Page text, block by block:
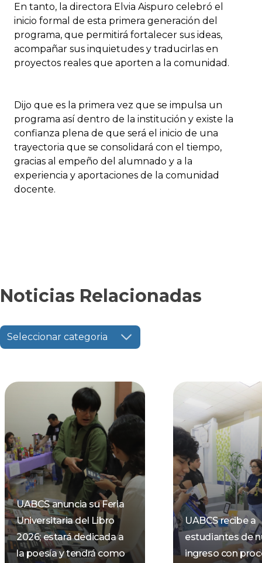
En tanto, la directora Elvia Aispuro celebró el
inicio formal de esta primera generación del
programa, que permitirá fortalecer sus ideas,
acompañar sus inquietudes y traducirlas en
proyectos reales que aporten a la comunidad.
Dijo que es la primera vez que se impulsa un
programa así dentro de la institución y existe la
confianza plena de que será el inicio de una
trayectoria que se consolidará con el tiempo,
gracias al empeño del alumnado y a la
experiencia y aportaciones de la comunidad
docente.
Noticias Relacionadas
Seleccionar categoria
UABCS anuncia su Feria
Universitaria del Libro
2026; estará dedicada a
la poesía y tendrá como
UABCS recibe a
estudiantes de
ingreso con